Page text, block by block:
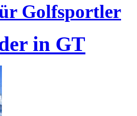
Golfsportler
in GT